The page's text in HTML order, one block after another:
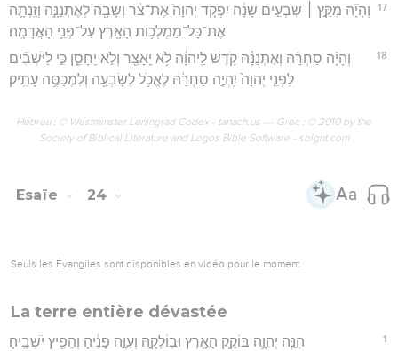
17
וְהָיָ֞ה מִקֵּ֣ץ ׀ שִׁבְעִ֣ים שָׁנָ֗ה יִפְקֹ֤ד יְהוָה֙ אֶת־צֹ֔ר וְשָׁבָ֖ה לְאֶתְנַנָּ֑ה וְזָֽנְתָ֛ה
אֶת־כָּל־מַמְלְכ֥וֹת הָאָ֖רֶץ עַל־פְּנֵ֥י הָאֲדָמָֽה׃
18
וְהָיָ֨ה סַחְרָ֜הּ וְאֶתְנַנָּ֗הּ קֹ֚דֶשׁ לַֽיהוָ֔ה לֹ֥א יֵֽאָצֵ֖ר וְלֹ֣א יֵֽחָסֵ֑ן כִּ֣י לַיֹּשְׁבִ֞ים
לִפְנֵ֤י יְהוָה֙ יִֽהְיֶ֣ה סַחְרָ֔הּ לֶאֱכֹ֥ל לְשָׂבְעָ֖ה וְלִמְכַסֶּ֥ה עָתִֽיק׃
Hébreu : © Westminster Leningrad Codex - tanach.us --- Grec : © 2010 by the
Society of Biblical Literature and Logos Bible Software - sblgnt.com
Esaïe 24
Seuls les Évangiles sont disponibles en vidéo pour le moment.
La terre entière dévastée
1 הִנֵּ֧ה יְהוָ֛ה בּוֹקֵ֥ק הָאָ֖רֶץ וּבֽוֹלְקָ֑הּ וְעִוָּ֣ה פָנֶ֔יהָ וְהֵפִ֖יץ יֹשְׁבֶֽיהָ׃